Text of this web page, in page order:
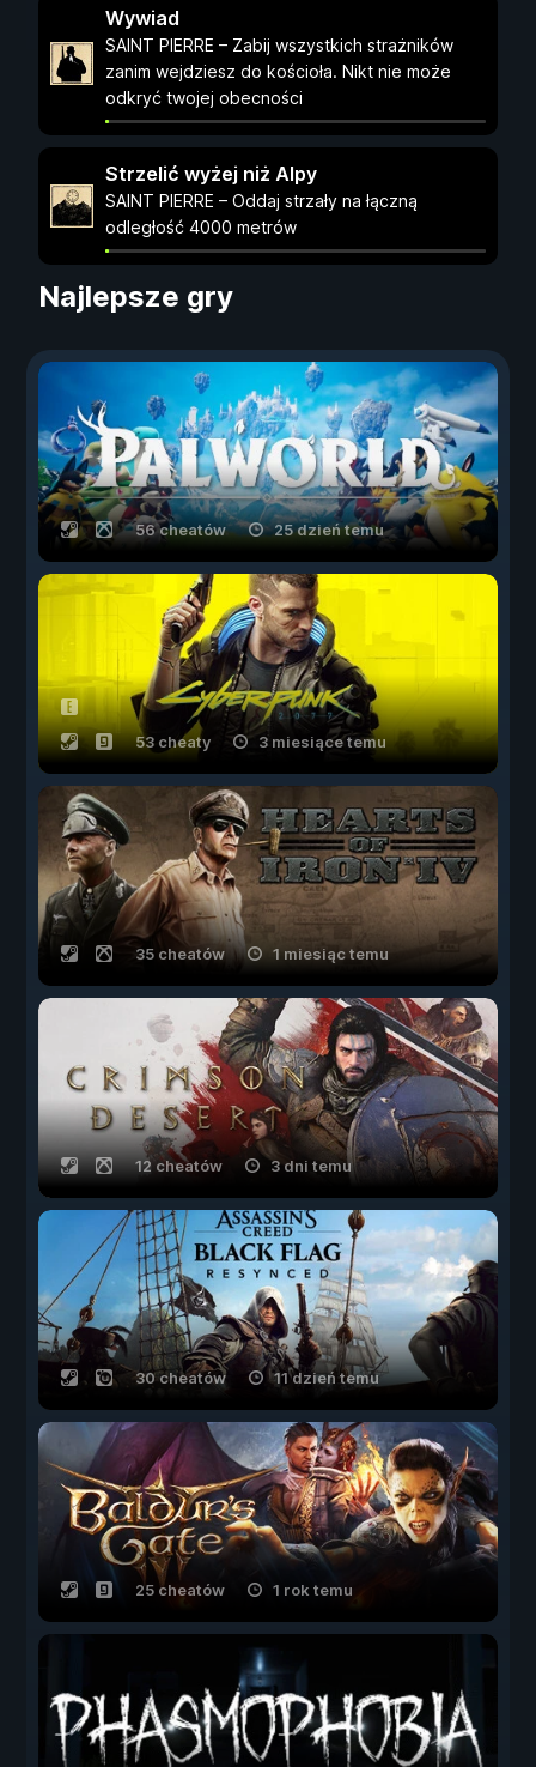
Wywiad
SAINT PIERRE – Zabij wszystkich strażników
zanim wejdziesz do kościoła. Nikt nie może
odkryć twojej obecności
Strzelić wyżej niż Alpy
SAINT PIERRE – Oddaj strzały na łączną
odległość 4000 metrów
Najlepsze gry
56 cheatów 25 dzień temu
53 cheaty 3 miesiące temu
35 cheatów 1 miesiąc temu
12 cheatów 3 dni temu
30 cheatów 11 dzień temu
25 cheatów 1 rok temu